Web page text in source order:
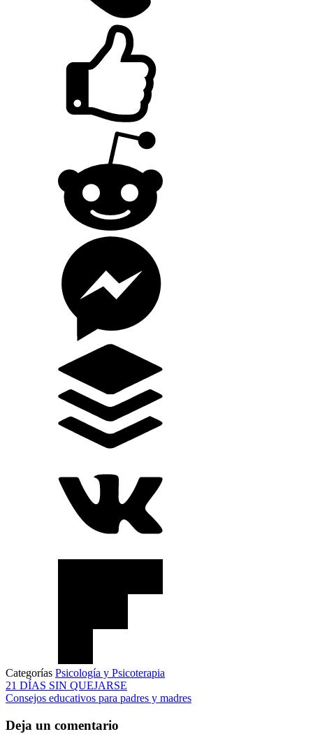
Categorías Psicología y Psicoterapia
21 DÍAS SIN QUEJARSE
Consejos educativos para padres y madres
Deja un comentario